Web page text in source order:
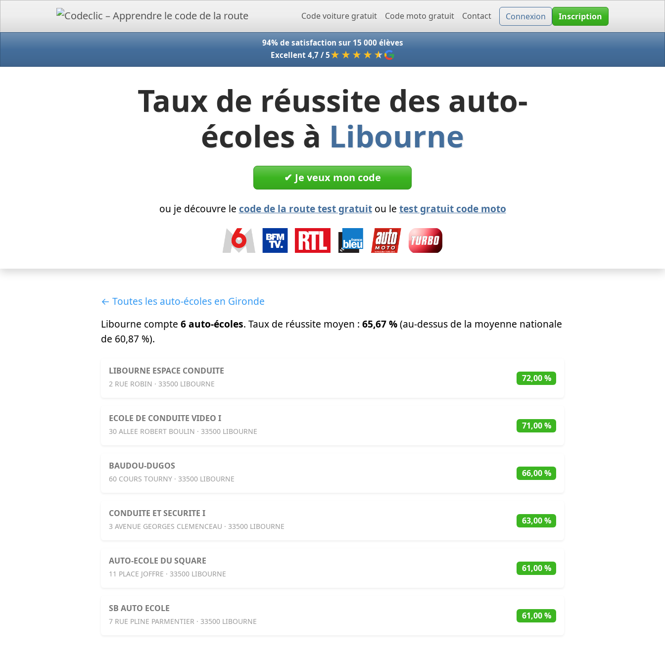
Accueil - CodeclicCode voiture gratuit Code moto gratuit Contact Connexion Inscription
94% de satisfaction sur 15 000 élèves
Excellent 4,7 / 5★★★★ ★
Taux de réussite des auto-
écoles à Libourne
✔︎ Je veux mon code
ou je découvre le code de la route test gratuitou le test gratuit code moto
← Toutes les auto-écoles en Gironde
Libourne compte 6 auto-écoles. Taux de réussite moyen : 65,67 %(au-dessus de la moyenne nationale
de 60,87 %).
LIBOURNE ESPACE CONDUITE
2 RUE ROBIN · 33500 LIBOURNE
72,00 %
ECOLE DE CONDUITE VIDEO I
30 ALLEE ROBERT BOULIN · 33500 LIBOURNE
71,00 %
BAUDOU-DUGOS
60 COURS TOURNY · 33500 LIBOURNE
66,00 %
CONDUITE ET SECURITE I
3 AVENUE GEORGES CLEMENCEAU · 33500 LIBOURNE
63,00 %
AUTO-ECOLE DU SQUARE
11 PLACE JOFFRE · 33500 LIBOURNE
61,00 %
SB AUTO ECOLE
7 RUE PLINE PARMENTIER · 33500 LIBOURNE
61,00 %